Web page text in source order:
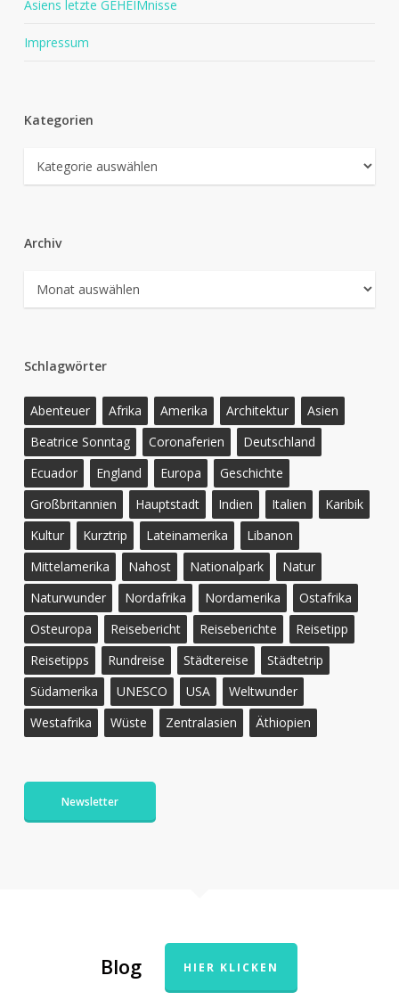
Asiens letzte GEHEIMnisse
Impressum
Kategorien
Kategorien
Archiv
Archiv
Schlagwörter
Abenteuer Afrika Amerika Architektur
Asien
Beatrice Sonntag
Coronaferien
Deutschland
Ecuador
England Europa
Geschichte
Großbritannien
Hauptstadt Indien Italien
Karibik
Kultur
Kurztrip Lateinamerika
Libanon
Mittelamerika
Nahost Nationalpark
Natur
Naturwunder
Nordafrika Nordamerika
Ostafrika
Osteuropa
Reisebericht Reiseberichte
Reisetipp
Reisetipps
Rundreise Städtereise
Städtetrip
Südamerika
UNESCO USA
Weltwunder
Westafrika
Wüste Zentralasien Äthiopien
Newsletter
Blog HIER KLICKEN